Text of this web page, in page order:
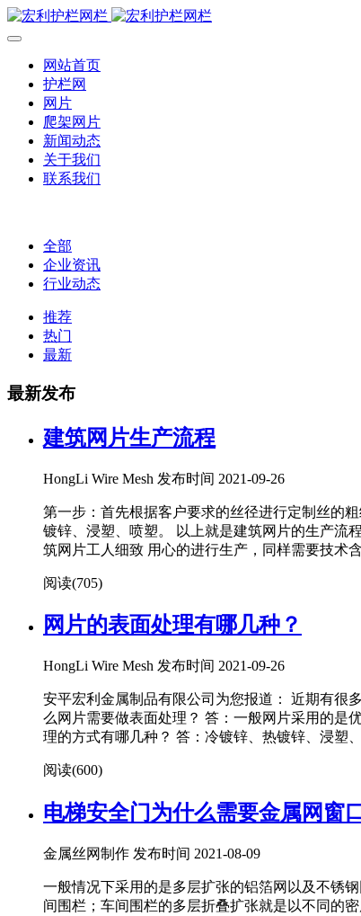
网站首页
护栏网
网片
爬架网片
新闻动态
关于我们
联系我们
全部
企业资讯
行业动态
推荐
热门
最新
最新发布
建筑网片生产流程
HongLi Wire Mesh 发布时间 2021-09-26
第一步：首先根据客户要求的丝径进行定制丝的
镀锌、浸塑、喷塑。 以上就是建筑网片的生产流
筑网片工人细致 用心的进行生产，同样需要技术
阅读(705)
网片的表面处理有哪几种？
HongLi Wire Mesh 发布时间 2021-09-26
安平宏利金属制品有限公司为您报道： 近期有很
么网片需要做表面处理？ 答：一般网片采用的是
理的方式有哪几种？ 答：冷镀锌、热镀锌、浸塑
阅读(600)
电梯安全门为什么需要金属网窗
金属丝网制作 发布时间 2021-08-09
一般情况下采用的是多层扩张的铝箔网以及不锈
间围栏；车间围栏的多层折叠扩张就是以不同的